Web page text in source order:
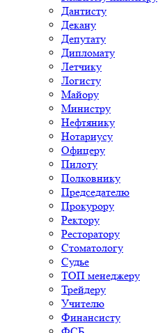
Дантисту
Декану
Депутату
Дипломату
Летчику
Логисту
Майору
Министру
Нефтянику
Нотариусу
Офицеру
Пилоту
Полковнику
Председателю
Прокурору
Ректору
Ресторатору
Стоматологу
Судье
ТОП менеджеру
Трейдеру
Учителю
Финансисту